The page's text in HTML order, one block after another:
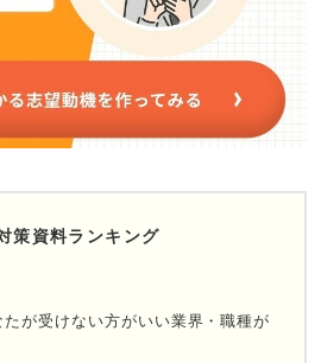
策資料ランキング
が受けない方がいい業界・職種が